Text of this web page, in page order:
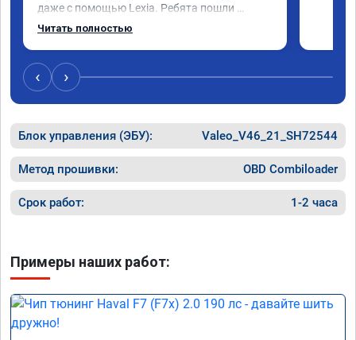
даже с помощью Lexia. Ребята пошли
навстречу, оперативно приняли и за час
Читать полностью
‹ ›
Блок управления (ЭБУ): Valeo_V46_21_SH72544
Метод прошивки: OBD Combiloader
Срок работ: 1-2 часа
Примеры наших работ: